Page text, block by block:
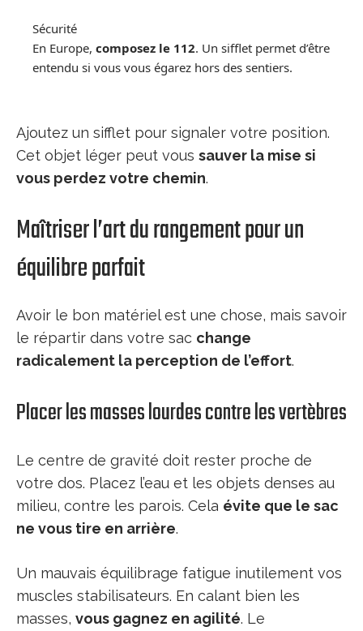
Sécurité
En Europe, composez le 112. Un sifflet permet d’être
entendu si vous vous égarez hors des sentiers.
Ajoutez un sifflet pour signaler votre position.
Cet objet léger peut vous sauver la mise si
vous perdez votre chemin.
Maîtriser l’art du rangement pour un
équilibre parfait
Avoir le bon matériel est une chose, mais savoir
le répartir dans votre sac change
radicalement la perception de l’effort.
Placer les masses lourdes contre les vertèbres
Le centre de gravité doit rester proche de
votre dos. Placez l’eau et les objets denses au
milieu, contre les parois. Cela évite que le sac
ne vous tire en arrière.
Un mauvais équilibrage fatigue inutilement vos
muscles stabilisateurs. En calant bien les
masses, vous gagnez en agilité. Le